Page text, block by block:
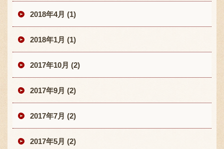
2018年4月 (1)
2018年1月 (1)
2017年10月 (2)
2017年9月 (2)
2017年7月 (2)
2017年5月 (2)